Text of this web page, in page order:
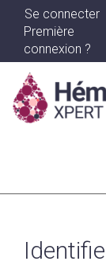
Se connecter
Première
connexion ?